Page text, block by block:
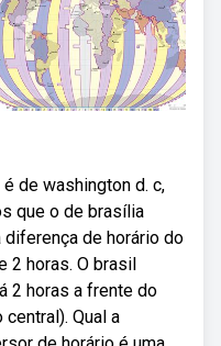
de washington d. c,
que o de brasília
de horário do
2 horas. O brasil
2 horas a frente do
Qual a